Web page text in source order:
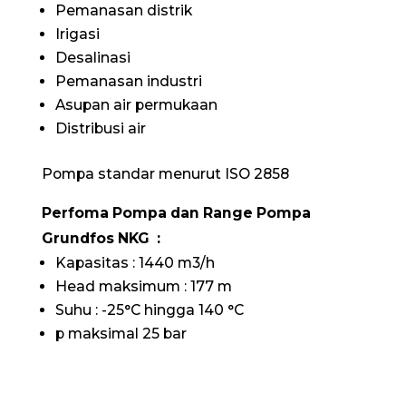
Pemanasan distrik
Irigasi
Desalinasi
Pemanasan industri
Asupan air permukaan
Distribusi air
Pompa standar menurut ISO 2858
Perfoma Pompa dan Range Pompa
Grundfos NKG :
Kapasitas : 1440 m3/h
Head maksimum : 177 m
Suhu : -25°C hingga 140 °C
p maksimal 25 bar